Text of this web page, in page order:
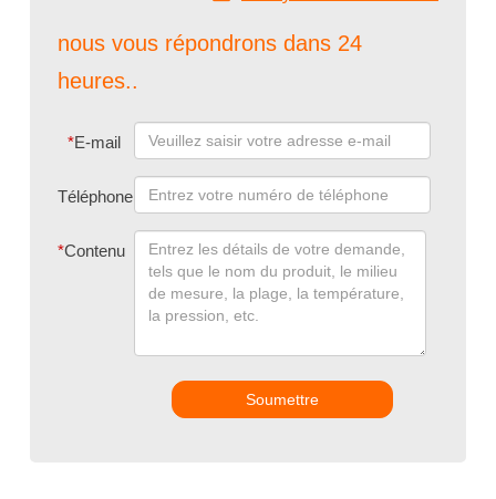
nous vous répondrons dans 24
heures..
*E-mail
Téléphone
*Contenu
Soumettre